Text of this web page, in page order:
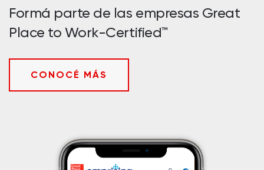
Formá parte de las empresas Great
Place to Work-Certified™
CONOCÉ MÁS